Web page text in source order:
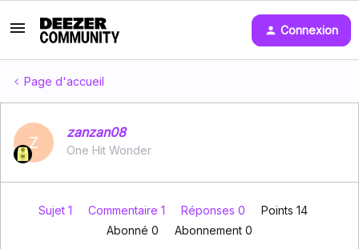
Connexion
Page d'accueil
Z
zanzan08
One Hit Wonder
Sujet 1 Commentaire 1 Réponses 0
Points 14
Abonné 0 Abonnement 0